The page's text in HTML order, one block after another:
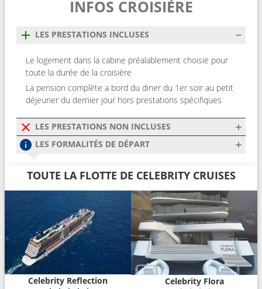
INFOS CROISIÈRE
LES PRESTATIONS INCLUSES
Le logement dans la cabine préalablement choisie pour
toute la durée de la croisière
La pension complète a bord du diner du 1er soir au petit
déjeuner du dernier jour hors prestations spécifiques
LES PRESTATIONS NON INCLUSES
LES FORMALITÉS DE DÉPART
TOUTE LA FLOTTE DE CELEBRITY CRUISES
Celebrity Reflection Celebrity Flora